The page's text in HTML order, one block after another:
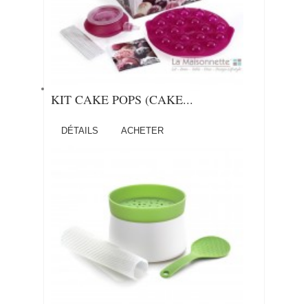
KIT CAKE POPS (CAKE...
DÉTAILS ACHETER